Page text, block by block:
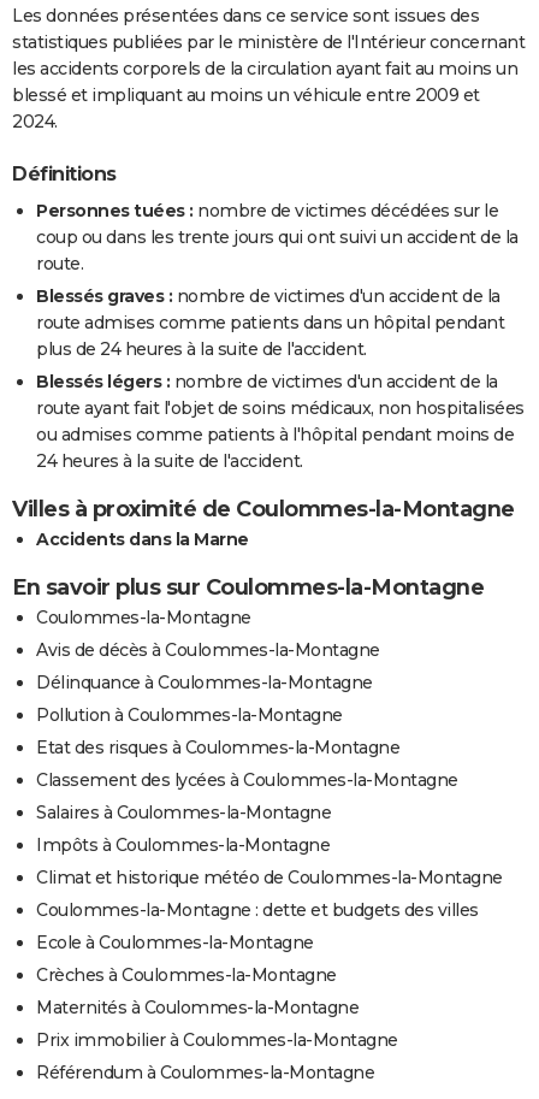
Les données présentées dans ce service sont issues des
statistiques publiées par le ministère de l'Intérieur concernant
les accidents corporels de la circulation ayant fait au moins un
blessé et impliquant au moins un véhicule entre 2009 et
2024.
Définitions
Personnes tuées : nombre de victimes décédées sur le
coup ou dans les trente jours qui ont suivi un accident de la
route.
Blessés graves : nombre de victimes d'un accident de la
route admises comme patients dans un hôpital pendant
plus de 24 heures à la suite de l'accident.
Blessés légers : nombre de victimes d'un accident de la
route ayant fait l'objet de soins médicaux, non hospitalisées
ou admises comme patients à l'hôpital pendant moins de
24 heures à la suite de l'accident.
Villes à proximité de Coulommes-la-Montagne
Accidents dans la Marne
En savoir plus sur Coulommes-la-Montagne
Coulommes-la-Montagne
Avis de décès à Coulommes-la-Montagne
Délinquance à Coulommes-la-Montagne
Pollution à Coulommes-la-Montagne
Etat des risques à Coulommes-la-Montagne
Classement des lycées à Coulommes-la-Montagne
Salaires à Coulommes-la-Montagne
Impôts à Coulommes-la-Montagne
Climat et historique météo de Coulommes-la-Montagne
Coulommes-la-Montagne : dette et budgets des villes
Ecole à Coulommes-la-Montagne
Crèches à Coulommes-la-Montagne
Maternités à Coulommes-la-Montagne
Prix immobilier à Coulommes-la-Montagne
Référendum à Coulommes-la-Montagne